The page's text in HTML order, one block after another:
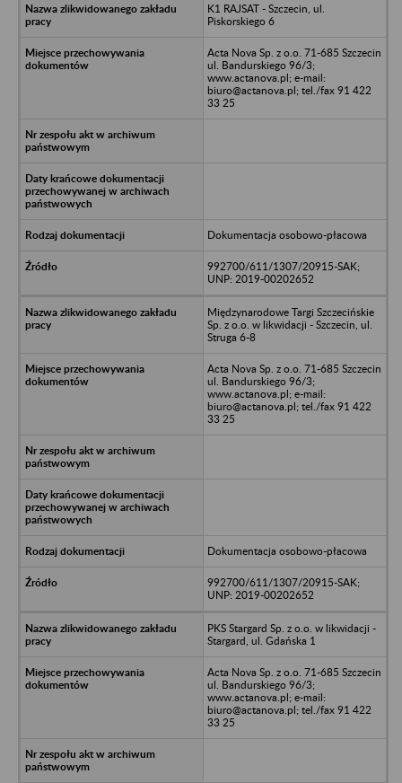
K1 RAJSAT - Szczecin, ul.
Piskorskiego 6
Acta Nova Sp. z o.o. 71-685 Szczecin
ul. Bandurskiego 96/3;
www.actanova.pl; e-mail:
biuro@actanova.pl; tel./fax 91 422
33 25
Dokumentacja osobowo-płacowa
992700/611/1307/20915-SAK;
UNP: 2019-00202652
Międzynarodowe Targi Szczecińskie
Sp. z o.o. w likwidacji - Szczecin, ul.
Struga 6-8
Acta Nova Sp. z o.o. 71-685 Szczecin
ul. Bandurskiego 96/3;
www.actanova.pl; e-mail:
biuro@actanova.pl; tel./fax 91 422
33 25
Dokumentacja osobowo-płacowa
992700/611/1307/20915-SAK;
UNP: 2019-00202652
PKS Stargard Sp. z o.o. w likwidacji -
Stargard, ul. Gdańska 1
Acta Nova Sp. z o.o. 71-685 Szczecin
ul. Bandurskiego 96/3;
www.actanova.pl; e-mail:
biuro@actanova.pl; tel./fax 91 422
33 25